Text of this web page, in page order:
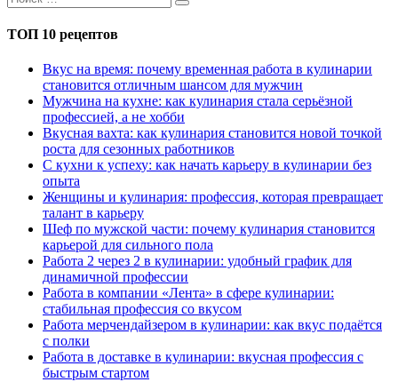
ТОП 10 рецептов
Вкус на время: почему временная работа в кулинарии
становится отличным шансом для мужчин
Мужчина на кухне: как кулинария стала серьёзной
профессией, а не хобби
Вкусная вахта: как кулинария становится новой точкой
роста для сезонных работников
С кухни к успеху: как начать карьеру в кулинарии без
опыта
Женщины и кулинария: профессия, которая превращает
талант в карьеру
Шеф по мужской части: почему кулинария становится
карьерой для сильного пола
Работа 2 через 2 в кулинарии: удобный график для
динамичной профессии
Работа в компании «Лента» в сфере кулинарии:
стабильная профессия со вкусом
Работа мерчендайзером в кулинарии: как вкус подаётся
с полки
Работа в доставке в кулинарии: вкусная профессия с
быстрым стартом